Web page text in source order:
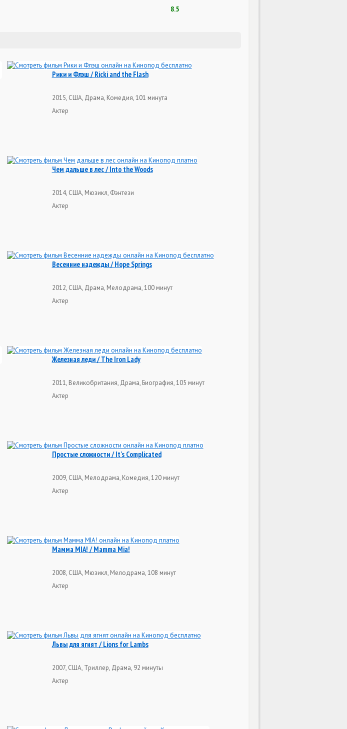
8.5
Рики и Флэш / Ricki and the Flash
2015, США, Драма, Комедия, 101 минута
Актер
Чем дальше в лес / Into the Woods
2014, США, Мюзикл, Фэнтези
Актер
Весенние надежды / Hope Springs
2012, США, Драма, Мелодрама, 100 минут
Актер
Железная леди / The Iron Lady
2011, Великобритания, Драма, Биография, 105 минут
Актер
Простые сложности / It's Complicated
2009, США, Мелодрама, Комедия, 120 минут
Актер
Мамма MIA! / Mamma Mia!
2008, США, Мюзикл, Мелодрама, 108 минут
Актер
Львы для ягнят / Lions for Lambs
2007, США, Триллер, Драма, 92 минуты
Актер